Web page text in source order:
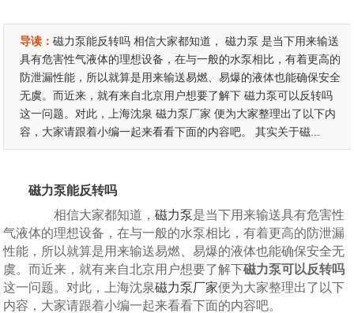
导读：磁力泵能反转吗 相信大家都知道， 磁力泵 是当下用来输送
具有危害性气液体的理想设备，在与一般的水泵相比，有着更高的
防泄漏性能，所以就算是用来输送易燃、易爆的液体也能确保安全
无虞。而近来，就有来自北京用户想要了解下 磁力泵可以反转吗
这一问题。对此，上海沈泉 磁力泵厂家 便为大家整理出了以下内
容，大家请跟着小编一起来看看下面的内容吧。 其实关于磁...
磁力泵能反转吗
相信大家都知道，磁力泵是当下用来输送具有危害性
气液体的理想设备，在与一般的水泵相比，有着更高的防泄漏
性能，所以就算是用来输送易燃、易爆的液体也能确保安全无
虞。而近来，就有来自北京用户想要了解下磁力泵可以反转吗
这一问题。对此，上海沈泉磁力泵厂家便为大家整理出了以下
内容，大家请跟着小编一起来看看下面的内容吧。